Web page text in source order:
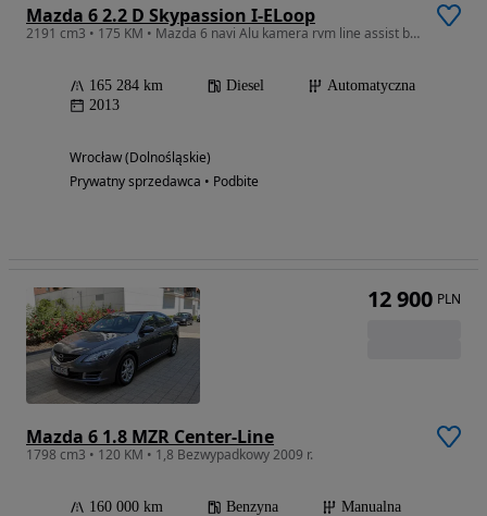
Mazda 6 2.2 D Skypassion I-ELoop
2191 cm3 • 175 KM • Mazda 6 navi Alu kamera rvm line assist bixenon
165 284 km Diesel
Automatyczna
2013
Wrocław (Dolnośląskie)
Prywatny sprzedawca • Podbite
Mazda 6 1.8 MZR Center-Line
1798 cm3 • 120 KM • 1,8 Bezwypadkowy 2009 r.
160 000 km Benzyna
Manualna
12 900 PLN